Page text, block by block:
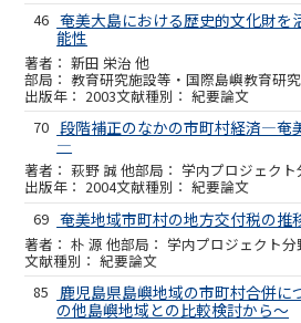
46 奄美大島における歴史的文化財を
能性
新田 栄治 他
教育研究施設等・国際島嶼教育研
2003
紀要論文
70 段階補正のなかの市町村経済―奄
―
萩野 誠 他 学内プロジェクト
2004
紀要論文
69 奄美地域市町村の地方交付税の推
朴 源 他 学内プロジェクト
紀要論文
85 鹿児島県島嶼地域の市町村合併に
の他島嶼地域との比較検討から～